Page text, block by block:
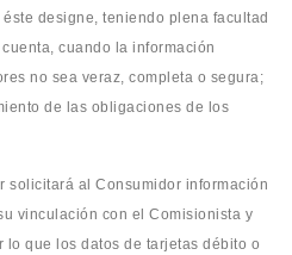
designe, teniendo plena facultad
cuando la información
no sea veraz, completa o segura;
de las obligaciones de los
solicitará al Consumidor información
vinculación con el Comisionista y
que los datos de tarjetas débito o